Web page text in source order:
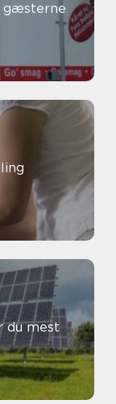
gæsterne
du mest